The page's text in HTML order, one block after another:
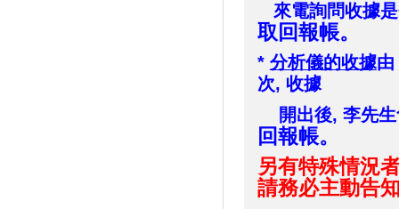
來電詢問收據
取回報帳。
* 分析儀的收據由
次, 收據
開出後, 李先生
回報帳。
另有特殊情況
請務必主動告